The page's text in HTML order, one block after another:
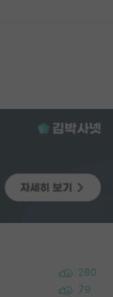
280
79